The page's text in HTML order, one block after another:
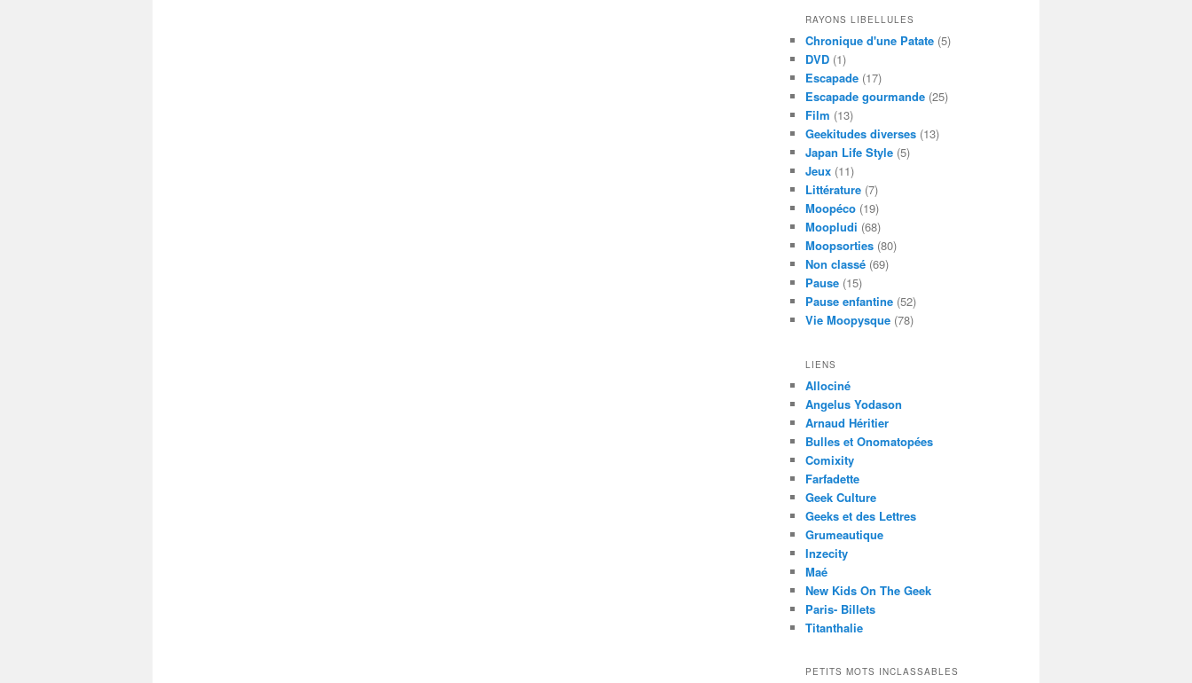
RAYONS LIBELLULES
Chronique d'une Patate (5)
DVD (1)
Escapade (17)
Escapade gourmande (25)
Film (13)
Geekitudes diverses (13)
Japan Life Style (5)
Jeux (11)
Littérature (7)
Moopéco (19)
Moopludi (68)
Moopsorties (80)
Non classé (69)
Pause (15)
Pause enfantine (52)
Vie Moopysque (78)
LIENS
Allociné
Angelus Yodason
Arnaud Héritier
Bulles et Onomatopées
Comixity
Farfadette
Geek Culture
Geeks et des Lettres
Grumeautique
Inzecity
Maé
New Kids On The Geek
Paris- Billets
Titanthalie
PETITS MOTS INCLASSABLES